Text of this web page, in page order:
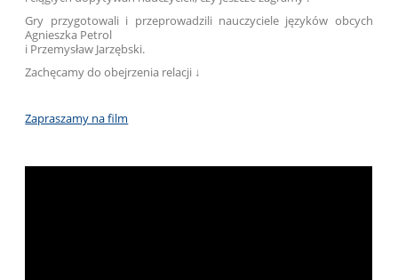
Gry przygotowali i przeprowadzili nauczyciele języków obcych
Agnieszka Petrol
i Przemysław Jarzębski.
Zachęcamy do obejrzenia relacji ↓
Zapraszamy na film